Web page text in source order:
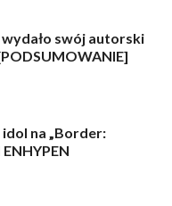
swój autorski
na „Border: